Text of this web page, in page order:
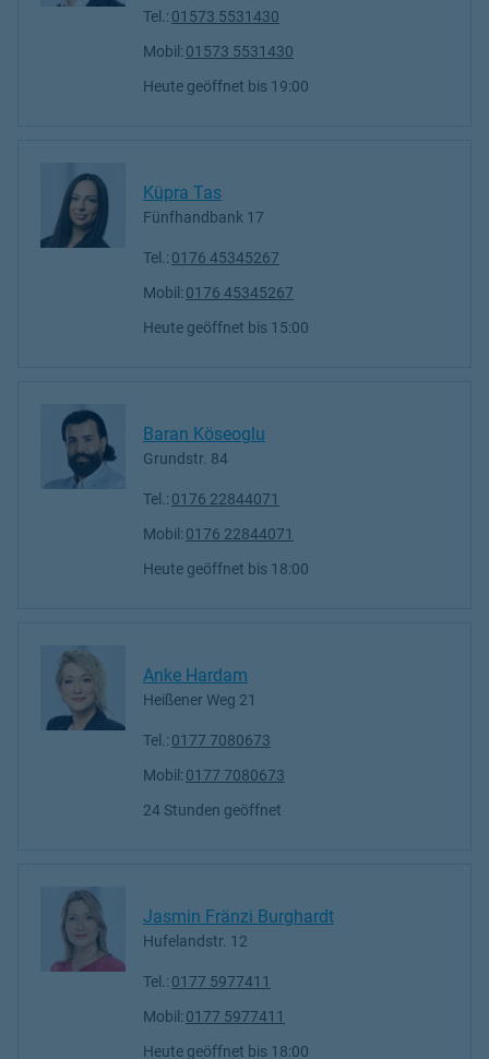
Tel.: 01573 5531430
Mobil: 01573 5531430
Heute geöffnet bis 19:00
Küpra Tas
Fünfhandbank 17
Tel.: 0176 45345267
Mobil: 0176 45345267
Heute geöffnet bis 15:00
Baran Köseoglu
Grundstr. 84
Tel.: 0176 22844071
Mobil: 0176 22844071
Heute geöffnet bis 18:00
Anke Hardam
Heißener Weg 21
Tel.: 0177 7080673
Mobil: 0177 7080673
24 Stunden geöffnet
Jasmin Fränzi Burghardt
Hufelandstr. 12
Tel.: 0177 5977411
Mobil: 0177 5977411
Heute geöffnet bis 18:00